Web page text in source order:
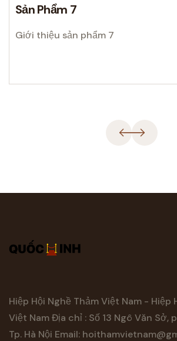
Sản Phẩm 7
Giới thiệu sản phẩm 7
Hiệp Hội Nghề Thảm Việt Nam - Hiệp
Việt NamĐịa chỉ : Số 13 Ngô Văn Sở,
Tp. Hà Nội Email: